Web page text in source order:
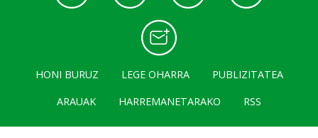
HONI BURUZ LEGE OHARRA
PUBLIZITATEA
ARAUAK
HARREMANETARAKO RSS